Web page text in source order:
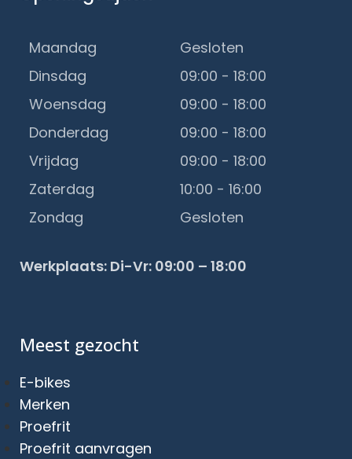
Maandag
Gesloten
Dinsdag
09:00 - 18:00
Woensdag
09:00 - 18:00
Donderdag
09:00 - 18:00
Vrijdag
09:00 - 18:00
Zaterdag
10:00 - 16:00
Zondag
Gesloten
Werkplaats: Di-Vr: 09:00 – 18:00
Meest gezocht
E-bikes
Merken
Proefrit
Proefrit aanvragen